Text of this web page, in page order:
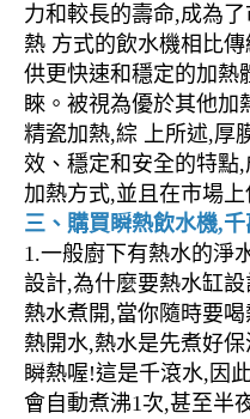
力和較長的壽命,成為
熱 方式的飲水機相比
供更快速和穩定的加熱
睞。被視為優於其他加
精瓷加熱,綜 上所述,厚
效、穩定和安全的特點
加熱方式,並且在市場上
三、購買瞬熱飲水機,
1.一般廚下有熱水的淨
設計,為什麼要熱水缸
熱水煮開,當你隨時要
熱開水,熱水是先煮好
瞬熱喔!這是千滾水,因
會自動煮沸1次,甚至半